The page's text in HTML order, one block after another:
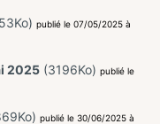
publié le 07/05/2025 à
2025 (3196Ko)publié le
publié le 30/06/2025 à